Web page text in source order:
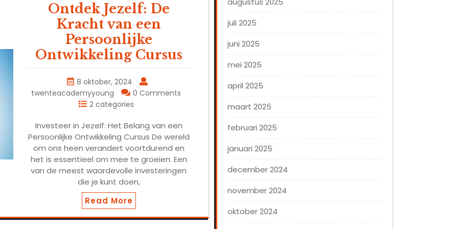
Ontdek Jezelf: De
Kracht van een
Persoonlijke
Ontwikkeling Cursus
8 oktober, 2024
twenteacademyyoung
0 Comments
2 categories
Investeer in Jezelf: Het Belang van een
Persoonlijke Ontwikkeling Cursus De wereld
om ons heen verandert voortdurend en
het is essentieel om mee te groeien. Een
van de meest waardevolle investeringen
die je kunt doen,
Read More
juli 2025
juni 2025
mei 2025
april 2025
maart 2025
februari 2025
januari 2025
december 2024
november 2024
oktober 2024